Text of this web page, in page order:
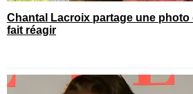
Chantal Lacroix partage une photo
fait réagir